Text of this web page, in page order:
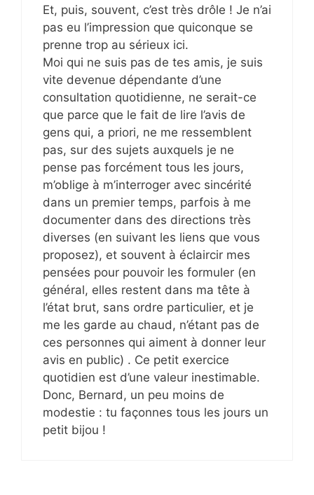
Et, puis, souvent, c’est très drôle ! Je n’ai
pas eu l’impression que quiconque se
prenne trop au sérieux ici.
Moi qui ne suis pas de tes amis, je suis
vite devenue dépendante d’une
consultation quotidienne, ne serait-ce
que parce que le fait de lire l’avis de
gens qui, a priori, ne me ressemblent
pas, sur des sujets auxquels je ne
pense pas forcément tous les jours,
m’oblige à m’interroger avec sincérité
dans un premier temps, parfois à me
documenter dans des directions très
diverses (en suivant les liens que vous
proposez), et souvent à éclaircir mes
pensées pour pouvoir les formuler (en
général, elles restent dans ma tête à
l’état brut, sans ordre particulier, et je
me les garde au chaud, n’étant pas de
ces personnes qui aiment à donner leur
avis en public) . Ce petit exercice
quotidien est d’une valeur inestimable.
Donc, Bernard, un peu moins de
modestie : tu façonnes tous les jours un
petit bijou !